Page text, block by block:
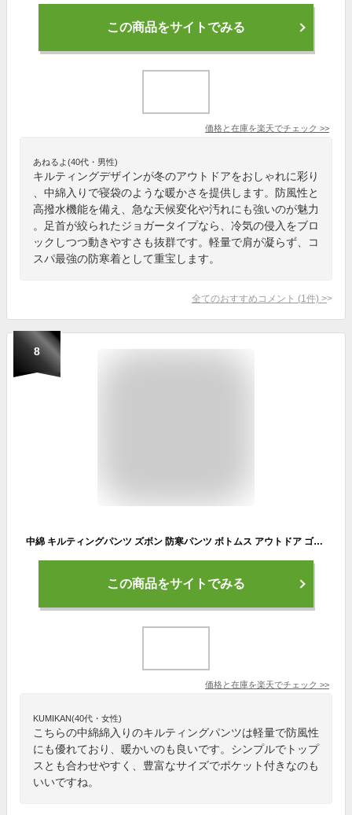
この商品をサイトでみる
価格と在庫を楽天でチェック >>
あねるよ(40代・男性)
キルティングデザインが冬のアウトドアをおしゃれに彩り
、中綿入りで寝袋のような暖かさを提供します。防風性と
高撥水機能を備え、急な天候変化や汚れにも強いのが魅力
。足首が絞られたジョガータイプなら、冷気の侵入をブロ
ックしつつ動きやすさも抜群です。軽量で肩が凝らず、コ
スパ最強の防寒着として重宝します。
全てのおすすめコメント (1 件) >
8
中綿 キルティングパンツ ズボン 防寒パンツ ボトムス アウトドア ゴルフ 保温 ボトムス 冬 中綿パンツ 暖かい 軽量 ジョガーパンツ 秋冬 レディース キルティングパンツ ロングパンツ キルティングパンツ あったかい 防風 防風 中綿パンツ 無地 シンプル おしゃれ ボトムス
この商品をサイトでみる
価格と在庫を楽天でチェック >>
KUMIKAN(40代・女性)
こちらの中綿綿入りのキルティングパンツは軽量で防風性
にも優れており、暖かいのも良いです。シンプルでトップ
スとも合わせやすく、豊富なサイズでポケット付きなのも
いいですね。